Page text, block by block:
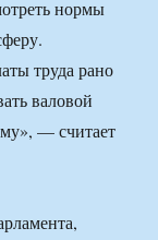
нормы
труда рано
валовой
— считает